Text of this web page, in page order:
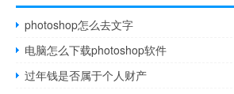
photoshop怎么去文字
电脑怎么下载photoshop软件
过年钱是否属于个人财产